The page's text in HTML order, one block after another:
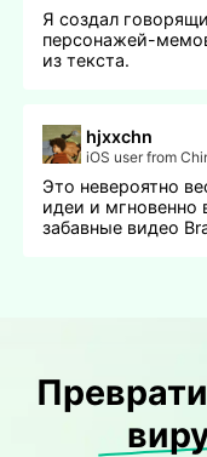
Я создал
персонажей-
из текста.
hjxxchn
iOS user from
Это невероятно
идеи и мгновенно
забавные видео